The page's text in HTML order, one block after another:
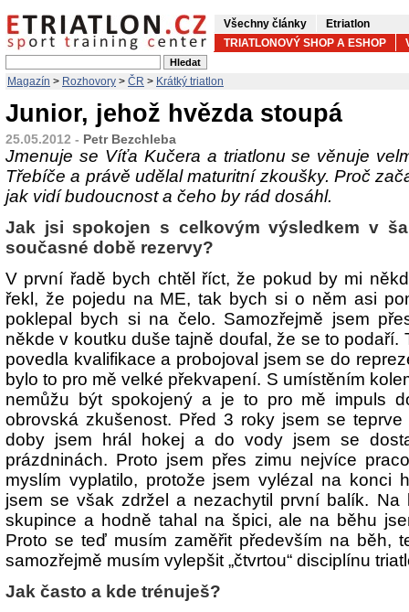
Všechny články
Etriatlon
TRIATLONOVÝ SHOP A ESHOP
Magazín > Rozhovory > ČR > Krátký triatlon
Junior, jehož hvězda stoupá
25.05.2012 - Petr Bezchleba
Jmenuje se Víťa Kučera a triatlonu se věnuje
Třebíče a právě udělal maturitní zkoušky. Proč
jak vidí budoucnost a čeho by rád dosáhl.
Jak jsi spokojen s celkovým výsledkem v
současné době rezervy?
V první řadě bych chtěl říct, že pokud by mi
řekl, že pojedu na ME, tak bych si o něm asi
poklepal bych si na čelo. Samozřejmě jsem
někde v koutku duše tajně doufal, že se to podaří.
povedla kvalifikace a probojoval jsem se do
bylo to pro mě velké překvapení. S umístěním
nemůžu být spokojený a je to pro mě impuls
obrovská zkušenost. Před 3 roky jsem se
doby jsem hrál hokej a do vody jsem se
prázdninách. Proto jsem přes zimu nejvíce
myslím vyplatilo, protože jsem vylézal na konci
jsem se však zdržel a nezachytil první balík.
skupince a hodně tahal na špici, ale na běhu
Proto se teď musím zaměřit především na běh,
samozřejmě musím vylepšit „čtvrtou“ disciplínu
Jak často a kde trénuješ?